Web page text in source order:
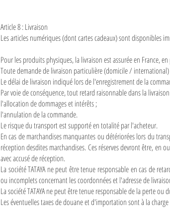
Article 8 : Livraison
Les articles numériques (dont cartes cadeaux) sont disponibles
Pour les produits physiques, la livraison est assurée en France,
Toute demande de livraison particulière (domicile /
Le délai de livraison indiqué lors de l'enregistrement de la
Par voie de conséquence, tout retard raisonnable dans la
l'allocation de dommages et intérêts ;
l'annulation de la commande.
Le risque du transport est supporté en totalité par l'acheteur.
En cas de marchandises manquantes ou détériorées lors du
réception desdites marchandises. Ces réserves devront être, en
avec accusé de réception.
La société TATAYA ne peut être tenue responsable en cas de
ou incomplets concernant les coordonnées et l'adresse de
La société TATAYA ne peut être tenue responsable de la perte ou
Les éventuelles taxes de douane et d'importation sont à la